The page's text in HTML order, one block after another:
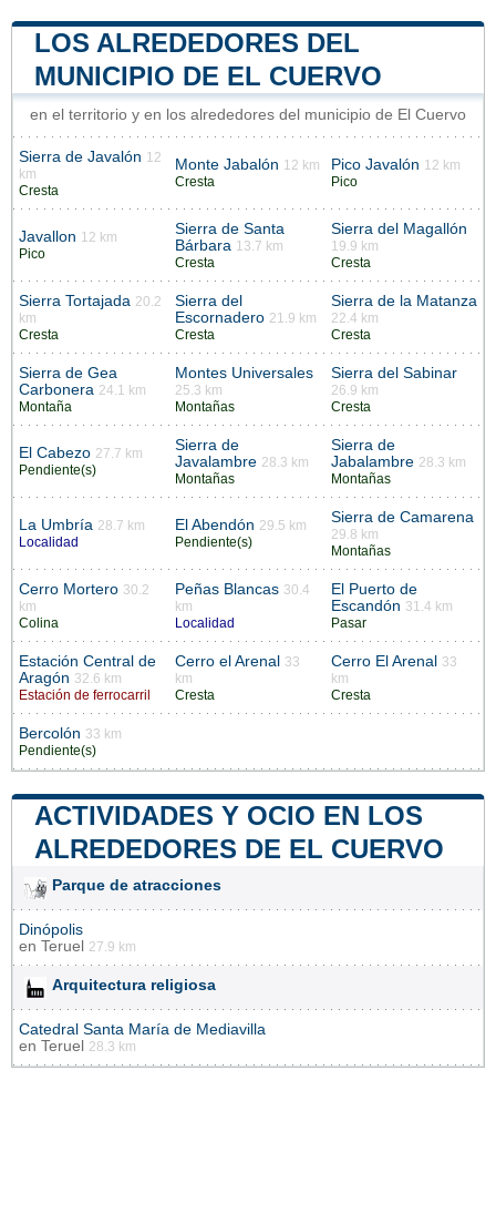
LOS ALREDEDORES DEL
MUNICIPIO DE EL CUERVO
en el territorio y en los alrededores del municipio de El Cuervo
Sierra de Javalón 12
km
Cresta
Monte Jabalón 12 km
Cresta
Pico Javalón 12 km
Pico
Javallon 12 km
Pico
Sierra de Santa
Bárbara 13.7 km
Cresta
Sierra del Magallón
19.9 km
Cresta
Sierra Tortajada 20.2
km
Cresta
Sierra del
Escornadero 21.9 km
Cresta
Sierra de la Matanza
22.4 km
Cresta
Sierra de Gea
Carbonera 24.1 km
Montaña
Montes Universales
25.3 km
Montañas
Sierra del Sabinar
26.9 km
Cresta
El Cabezo 27.7 km
Pendiente(s)
Sierra de
Javalambre 28.3 km
Montañas
Sierra de
Jabalambre 28.3 km
Montañas
La Umbría 28.7 km
Localidad
El Abendón 29.5 km
Pendiente(s)
Sierra de Camarena
29.8 km
Montañas
Cerro Mortero 30.2
km
Colina
Peñas Blancas 30.4
km
Localidad
El Puerto de
Escandón 31.4 km
Pasar
Estación Central de
Aragón 32.6 km
Estación de ferrocarril
Cerro el Arenal
33
km
Cresta
Cerro El Arenal
33
km
Cresta
Bercolón 33 km
Pendiente(s)
ACTIVIDADES Y OCIO EN LOS
ALREDEDORES DE EL CUERVO
Parque de atracciones
Dinópolis
en Teruel 27.9 km
Arquitectura religiosa
Catedral Santa María de Mediavilla
en Teruel 28.3 km